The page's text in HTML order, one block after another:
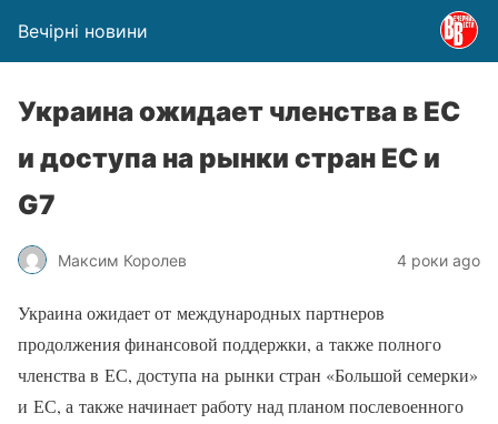
Вечірні новини
Украина ожидает членства в ЕС
и доступа на рынки стран ЕС и
G7
Максим Королев 4 роки ago
Украина ожидает от международных партнеров
продолжения финансовой поддержки, а также полного
членства в ЕС, доступа на рынки стран «Большой семерки»
и ЕС, а также начинает работу над планом послевоенного